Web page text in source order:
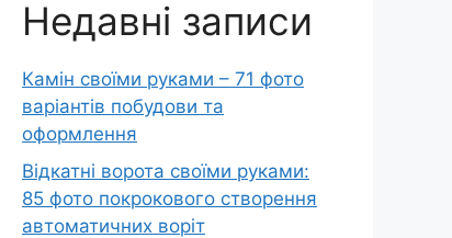
Недавні записи
Камін своїми руками – 71 фото
варіантів побудови та
оформлення
Відкатні ворота своїми руками:
85 фото покрокового створення
автоматичних воріт